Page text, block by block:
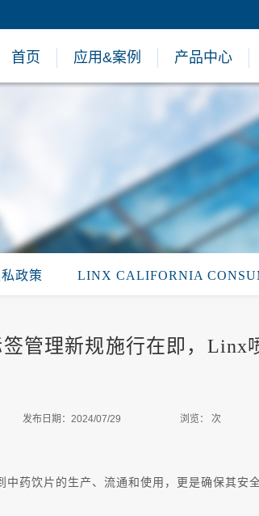
首页 应用&案例 产品中心
私政策 LINX CALIFORNIA
管理新规施行在即，Linx
发布日期：2024/07/29 浏览： 次
药饮片的生产、流通和使用，更是确保其